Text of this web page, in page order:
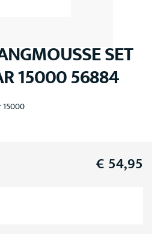
SET
15000 56884
15000
€ 54,95